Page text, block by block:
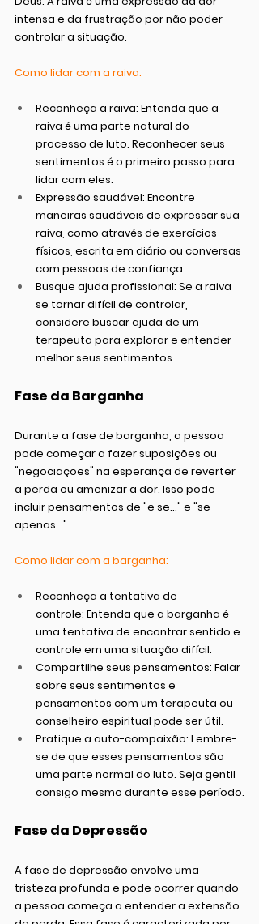
intensa e da frustração por não poder
controlar a situação.
Como lidar com a raiva:
Reconheça a raiva: Entenda que a
raiva é uma parte natural do
processo de luto. Reconhecer seus
sentimentos é o primeiro passo para
lidar com eles.
Expressão saudável: Encontre
maneiras saudáveis de expressar sua
raiva, como através de exercícios
físicos, escrita em diário ou conversas
com pessoas de confiança.
Busque ajuda profissional: Se a raiva
se tornar difícil de controlar,
considere buscar ajuda de um
terapeuta para explorar e entender
melhor seus sentimentos.
Fase da Barganha
Durante a fase de barganha, a pessoa
pode começar a fazer suposições ou
"negociações" na esperança de reverter
a perda ou amenizar a dor. Isso pode
incluir pensamentos de "e se..." e "se
apenas...".
Como lidar com a barganha:
Reconheça a tentativa de
controle: Entenda que a barganha é
uma tentativa de encontrar sentido e
controle em uma situação difícil.
Compartilhe seus pensamentos: Falar
sobre seus sentimentos e
pensamentos com um terapeuta ou
conselheiro espiritual pode ser útil.
Pratique a auto-compaixão: Lembre-
se de que esses pensamentos são
uma parte normal do luto. Seja gentil
consigo mesmo durante esse período.
Fase da Depressão
A fase de depressão envolve uma
tristeza profunda e pode ocorrer quando
a pessoa começa a entender a extensão